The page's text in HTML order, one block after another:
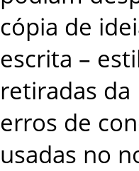
cópia de
escrita –
retiradas da
erros de
usadas no